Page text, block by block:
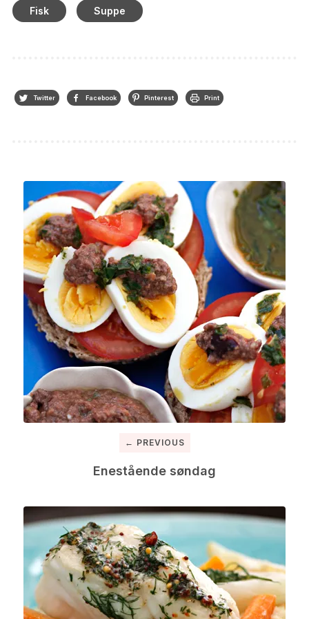
Fisk Suppe
Twitter Facebook Pinterest Print
← PREVIOUS
Enestående søndag